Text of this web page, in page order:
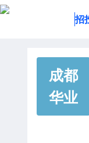
招
成都
华业